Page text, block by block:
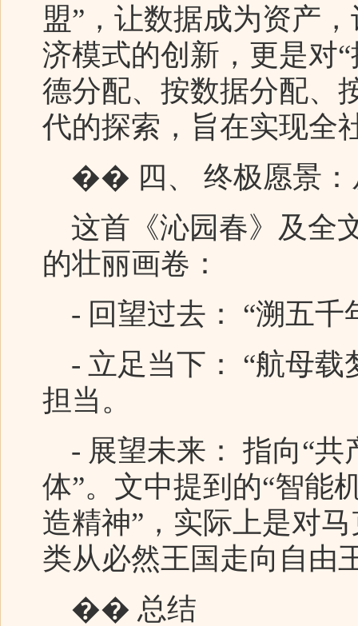
盟”，让数据成为资产
济模式的创新，更是对
德分配、按数据分配、
代的探索，旨在实现全
�� 四、 终极愿景：
这首《沁园春》及全
的壮丽画卷：
- 回望过去： “溯五千
- 立足当下： “航母载
担当。
- 展望未来： 指向“共
体”。文中提到的“智能
造精神”，实际上是对
类从必然王国走向自由
�� 总结